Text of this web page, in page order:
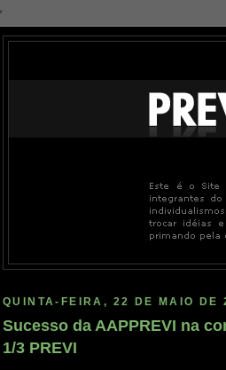
QUINTA-FEIRA, 22 DE MAIO DE
Sucesso da AAPPREVI na
1/3 PREVI